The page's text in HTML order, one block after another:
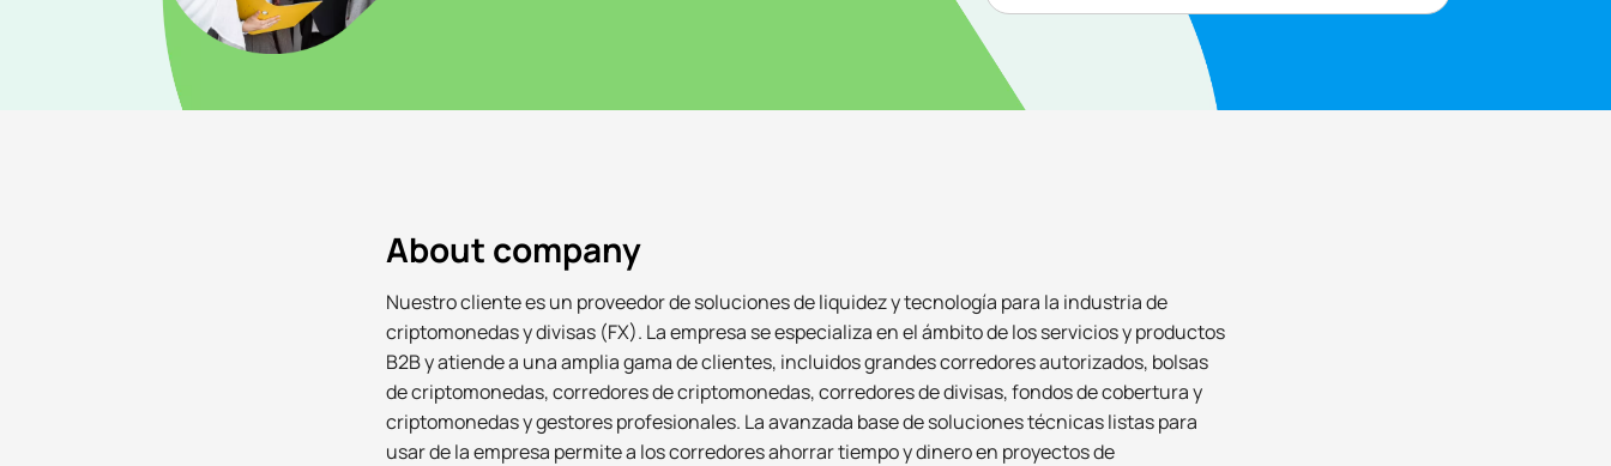
About company
Nuestro cliente es un proveedor de soluciones de liquidez y tecnología para la industria de
criptomonedas y divisas (FX). La empresa se especializa en el ámbito de los servicios y productos
B2B y atiende a una amplia gama de clientes, incluidos grandes corredores autorizados, bolsas
de criptomonedas, corredores de criptomonedas, corredores de divisas, fondos de cobertura y
criptomonedas y gestores profesionales. La avanzada base de soluciones técnicas listas para
usar de la empresa permite a los corredores ahorrar tiempo y dinero en proyectos de